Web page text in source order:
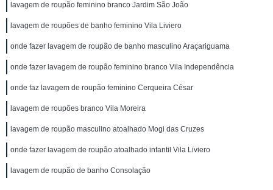
lavagem de roupão feminino branco Jardim São João
lavagem de roupões de banho feminino Vila Liviero
onde fazer lavagem de roupão de banho masculino Araçariguama
onde fazer lavagem de roupão feminino branco Vila Independência
onde faz lavagem de roupão feminino Cerqueira César
lavagem de roupões branco Vila Moreira
lavagem de roupão masculino atoalhado Mogi das Cruzes
onde fazer lavagem de roupão atoalhado infantil Vila Liviero
lavagem de roupão de banho Consolação